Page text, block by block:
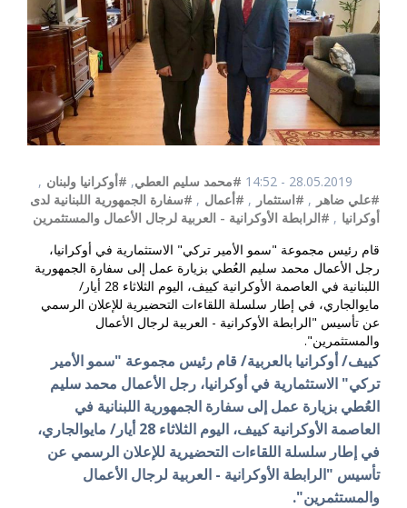
28.05.2019 - 14:52 #محمد سليم العطي, #أوكرانيا ولبنان ,
#علي ضاهر , #استثمار , #أعمال , #سفارة الجمهورية اللبنانية لدى
أوكرانيا , #الرابطة الأوكرانية - العربية لرجال الأعمال والمستثمرين
قام رئيس مجموعة "سمو الأمير تركي" الاستثمارية في أوكرانيا،
رجل الأعمال محمد سليم العُطي بزيارة عمل إلى سفارة الجمهورية
اللبنانية في العاصمة الأوكرانية كييف، اليوم الثلاثاء 28 أيار/
مايوالجاري، في إطار سلسلة اللقاءات التحضيرية للإعلان الرسمي
عن تأسيس "الرابطة الأوكرانية - العربية لرجال الأعمال
والمستثمرين".
كييف/ أوكرانيا بالعربية/ قام رئيس مجموعة "سمو الأمير
تركي" الاستثمارية في أوكرانيا، رجل الأعمال محمد سليم
العُطي بزيارة عمل إلى سفارة الجمهورية اللبنانية في
العاصمة الأوكرانية كييف، اليوم الثلاثاء 28 أيار/ مايوالجاري،
في إطار سلسلة اللقاءات التحضيرية للإعلان الرسمي عن
تأسيس "الرابطة الأوكرانية - العربية لرجال الأعمال
والمستثمرين".